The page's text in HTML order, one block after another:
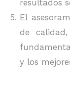
resultados
El
de
y los